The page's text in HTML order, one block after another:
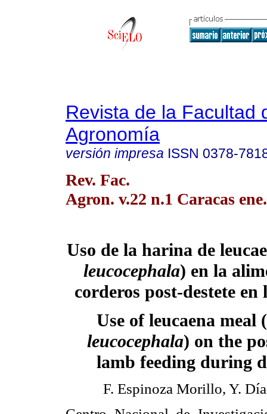
Revista de la Facultad
Agronomía
versión impresa ISSN 0378-
Rev. Fac.
Agron. v.22 n.1 Caracas
Uso de la harina de
leucocephala) en la
corderos post-destete en
Use of leucaena meal (
leucocephala) on the
lamb feeding during
F. Espinoza Morillo, Y.